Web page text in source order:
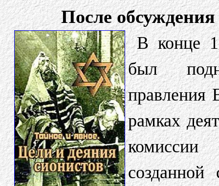
После
В конце
был
правления
рамках